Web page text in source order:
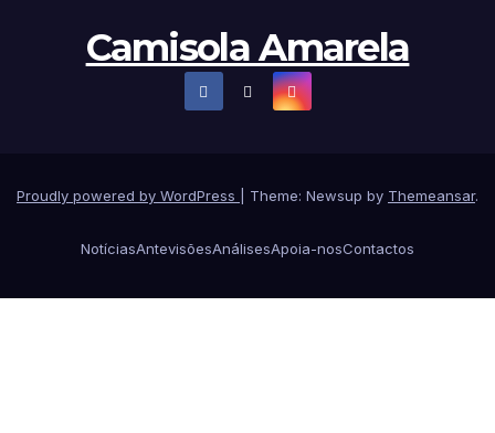
Camisola Amarela
Proudly powered by WordPress Theme: Newsup by Themeansar.
NotíciasAntevisõesAnálisesApoia-nosContactos